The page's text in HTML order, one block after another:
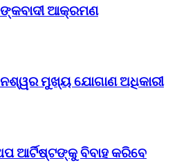
ଆକ୍ରମଣ
ମୁଖ୍ୟ ଯୋଗାଣ ଅଧିକାରୀ
ଆର୍ଟିଷ୍ଟଙ୍କୁ ବିବାହ କରିବେ